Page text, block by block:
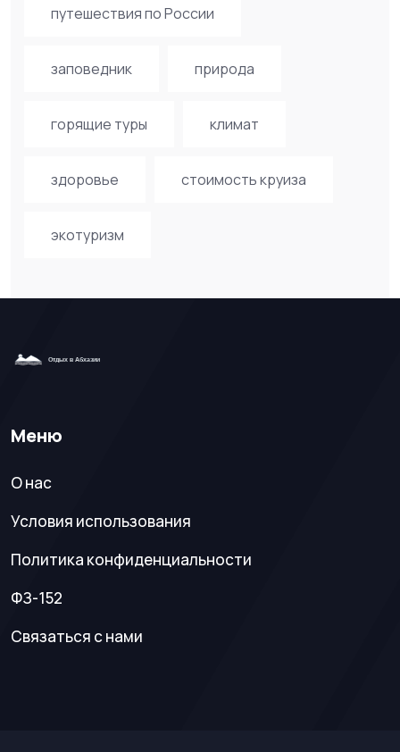
путешествия по России
заповедник природа
горящие туры климат
здоровье стоимость круиза
экотуризм
Меню
О нас
Условия использования
Политика конфиденциальности
ФЗ-152
Связаться с нами